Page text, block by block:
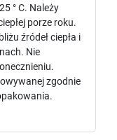
° C. Należy
porze roku.
źródeł ciepła i
Nie
zgodnie